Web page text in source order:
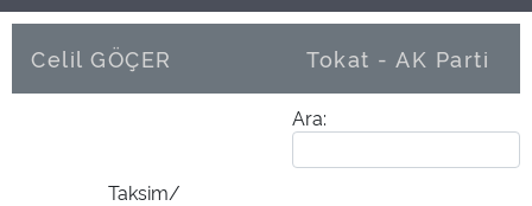
Celil GÖÇER Tokat - AK Parti
Ara:
Taksim/